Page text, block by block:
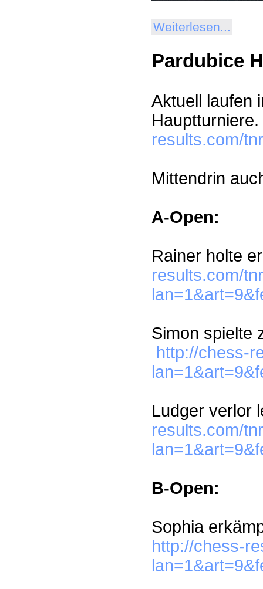
Weiterlesen...
Pardubice
Aktuell laufen
Hauptturniere.
results.com/
Mittendrin
A-Open:
Rainer holte
results.com/
Simon spielte
http://chess-
Ludger verlor
results.com/
B-Open:
Sophia
http://chess-